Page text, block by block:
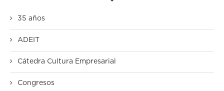
35 años
ADEIT
Cátedra Cultura Empresarial
Congresos